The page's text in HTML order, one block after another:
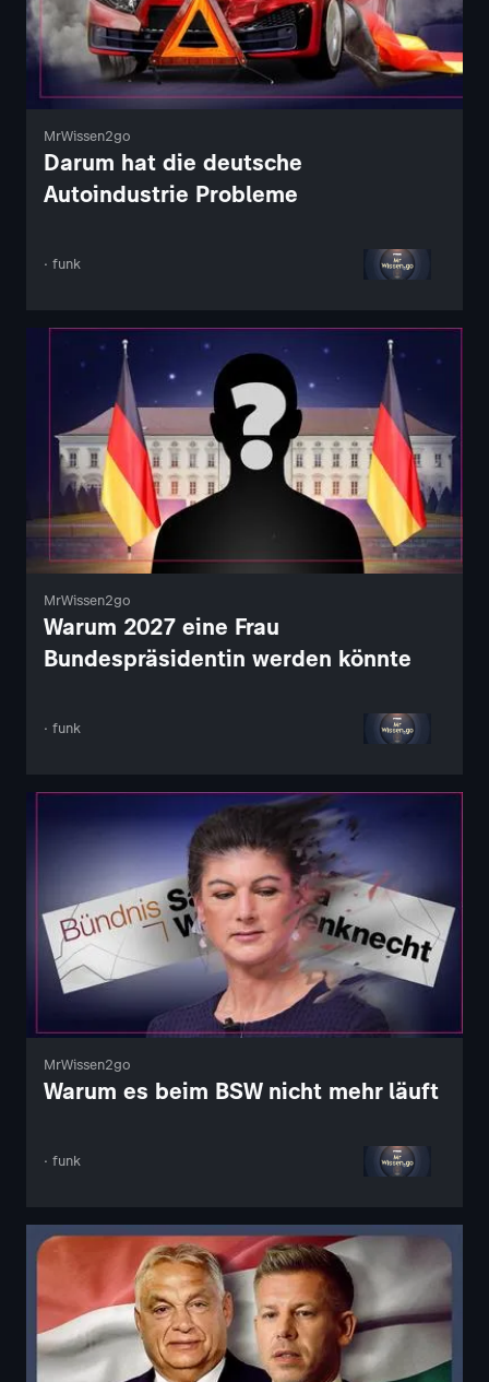
MrWissen2go
Darum hat die deutsche
Autoindustrie Probleme
· funk
MrWissen2go
Warum 2027 eine Frau
Bundespräsidentin werden könnte
· funk
MrWissen2go
Warum es beim BSW nicht mehr läuft
· funk